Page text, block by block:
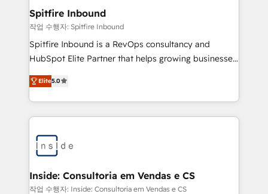
que tu CRM sea una fuente de pipeline predecible y
no otro proyecto eterno.
Spitfire Inbound
작업 수행자: Spitfire Inbound
Spitfire Inbound is a RevOps consultancy and
HubSpot Elite Partner that helps growing businesses
design predictable, scalable revenue-driving
strategies. With offices in South Africa and London,
we take a RevOps-led approach that aligns sales,
marketing & service, breaks down silos, and gives
confidence. We deliver end to end strategy and
implementation, aligning people, processes, data
and technology around a single source of truth to
support sustainable growth and better decision-
Elite5.0
Inside: Consultoria em Vendas e CS
작업 수행자: Inside: Consultoria em Vendas e CS